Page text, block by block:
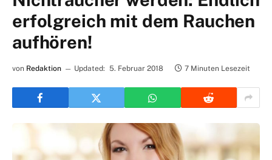
erfolgreich mit dem Rauchen
aufhören!
von Redaktion Updated: 5. Februar 2018 7 Minuten Lesezeit